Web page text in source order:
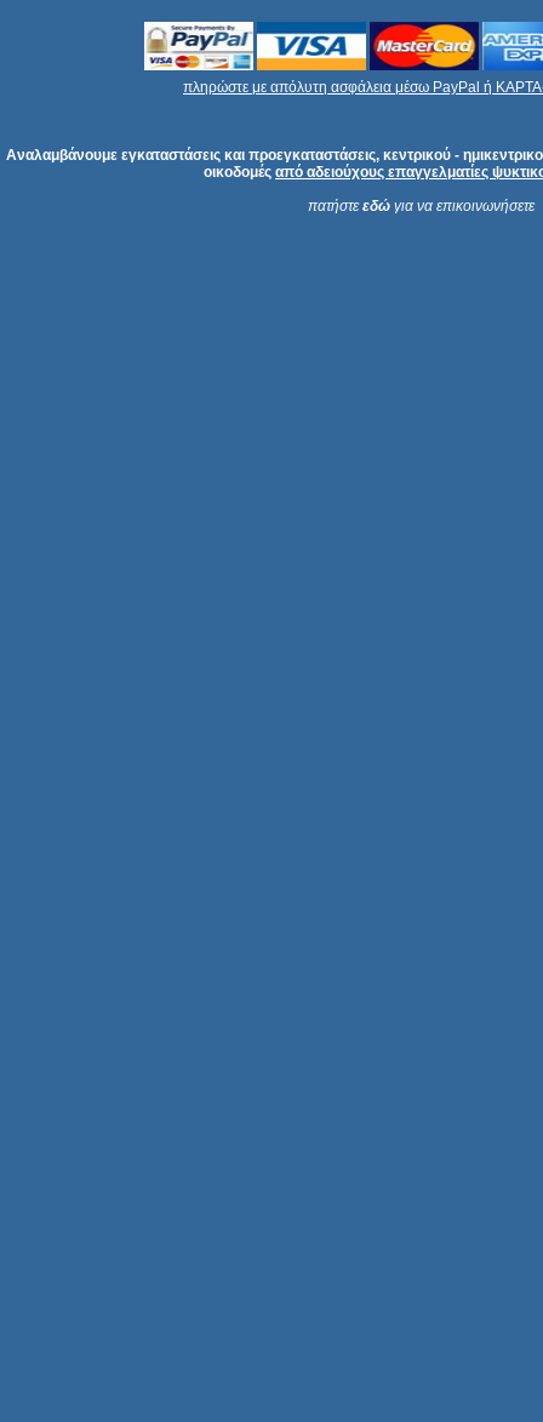
πληρώστε με απόλυτη ασφάλεια μέσω PayPal ή ΚΑΡΤΑ-
Αναλαμβάνουμε εγκαταστάσεις και προεγκαταστάσεις, κεντρικού -
οικοδομές από αδειούχους επαγγελματίες
πατήστεεδώ για να επικοινωνήσετε